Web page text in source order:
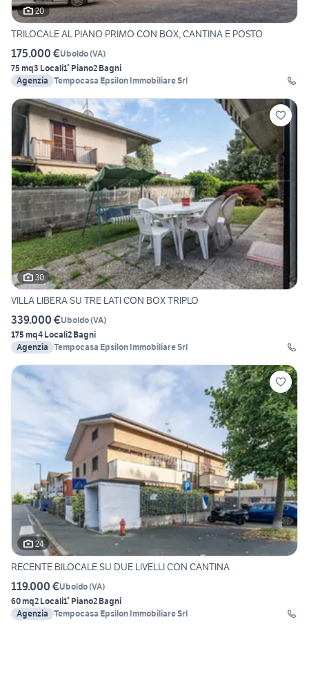
20
TRILOCALE AL PIANO PRIMO CON BOX, CANTINA E POSTO
175.000 €Uboldo(VA)
75 mq3 Locali1° Piano2 Bagni
Agenzia Tempocasa Epsilon Immobiliare Srl
30
VILLA LIBERA SU TRE LATI CON BOX TRIPLO
339.000 €Uboldo(VA)
175 mq4 Locali2 Bagni
Agenzia Tempocasa Epsilon Immobiliare Srl
24
RECENTE BILOCALE SU DUE LIVELLI CON CANTINA
119.000 €Uboldo(VA)
60 mq2 Locali1° Piano2 Bagni
Agenzia Tempocasa Epsilon Immobiliare Srl